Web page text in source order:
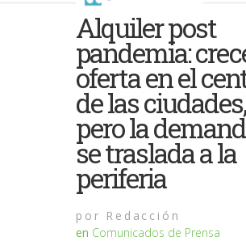
Alquiler post
pandemia:
oferta en el
de las
pero la
se traslada a la
periferia
por Redacción
en Comunicados de Prensa